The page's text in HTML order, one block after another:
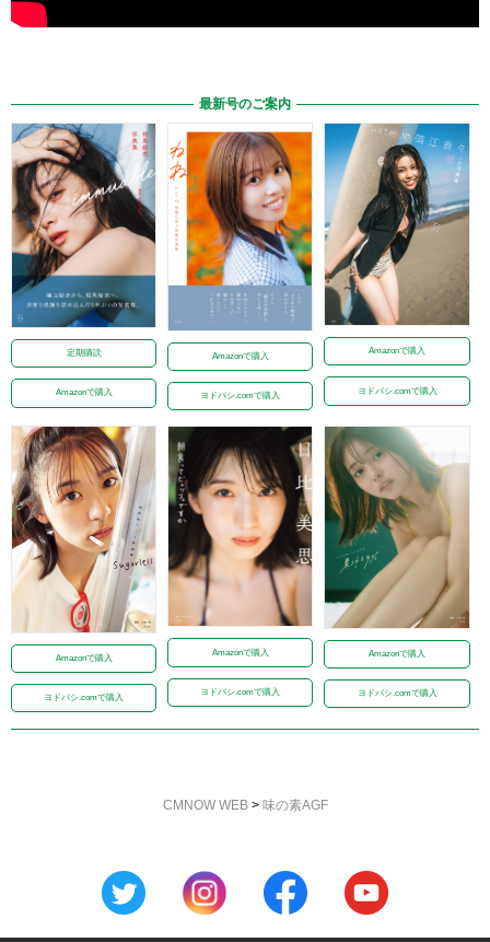
最新号のご案内
定期購読
Amazonで購入
Amazonで購入
ヨドバシ.comで購入
Amazonで購入
ヨドバシ.comで購入
Amazonで購入
ヨドバシ.comで購入
Amazonで購入
ヨドバシ.comで購入
Amazonで購入
ヨドバシ.comで購入
CMNOW WEB> 味の素AGF